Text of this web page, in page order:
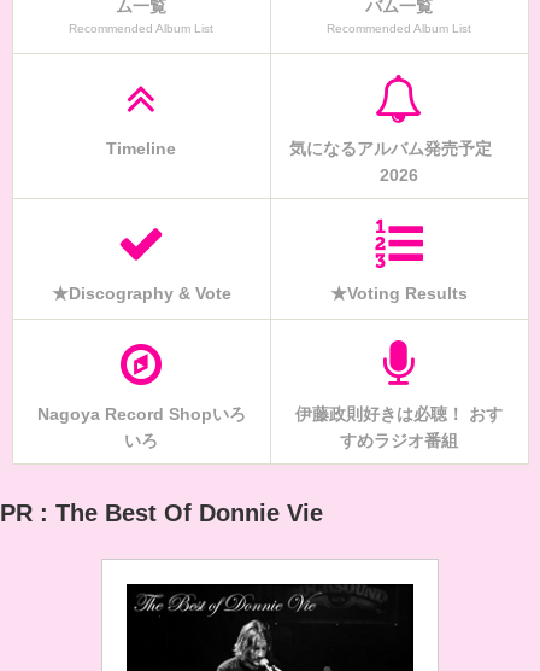
ム一覧
Recommended Album List
バム一覧
Recommended Album List
Timeline
気になるアルバム発売予定
2026
★Discography & Vote ★Voting Results
Nagoya Record Shopいろ
いろ
伊藤政則好きは必聴！ おす
すめラジオ番組
PR : The Best Of Donnie Vie